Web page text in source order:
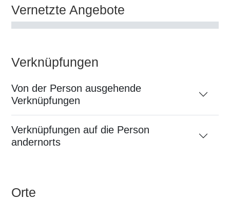
Vernetzte Angebote
Verknüpfungen
Von der Person ausgehende
Verknüpfungen
Verknüpfungen auf die Person
andernorts
Orte